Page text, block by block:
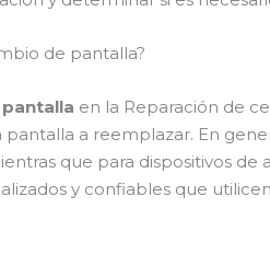
de pantalla?
en la Reparación de
pantalla a reemplazar. En
que para dispositivos
y confiables que